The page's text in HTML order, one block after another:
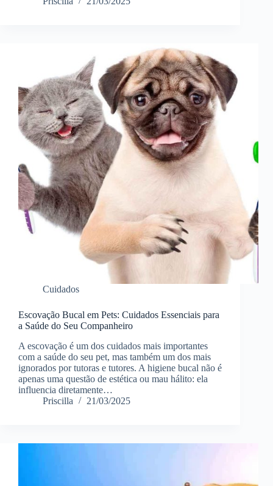
Cuidados
Escovação Bucal em Pets: Cuidados Essenciais para
a Saúde do Seu Companheiro
A escovação é um dos cuidados mais importantes
com a saúde do seu pet, mas também um dos mais
ignorados por tutoras e tutores. A higiene bucal não é
apenas uma questão de estética ou mau hálito: ela
influencia diretamente…
Priscilla
21/03/2025